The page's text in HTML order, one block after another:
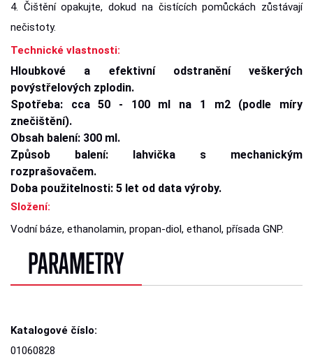
4. Čištění opakujte, dokud na čistících pomůckách zůstávají
nečistoty.
Technické vlastnosti:
Hloubkové a efektivní odstranění veškerých
povýstřelových zplodin.
Spotřeba: cca 50 - 100 ml na 1 m2 (podle míry
znečištění).
Obsah balení: 300 ml.
Způsob balení: lahvička s mechanickým
rozprašovačem.
Doba použitelnosti: 5 let od data výroby.
Složení:
Vodní báze, ethanolamin, propan-diol, ethanol, přísada GNP.
PARAMETRY
Katalogové číslo:
01060828